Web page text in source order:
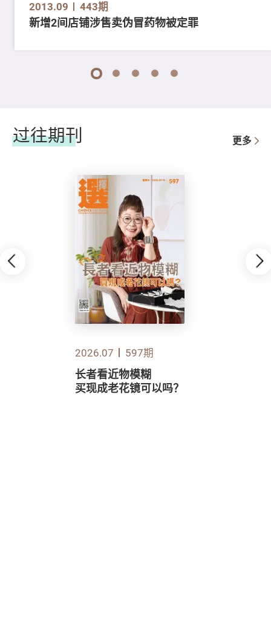
2013.09 443期
新增2间店铺涉售卖伪冒药物被定罪
1 2 3 4 5
过往期刊 更多
2026.07 597期
长者看近物模糊
买现成老花镜可以吗？